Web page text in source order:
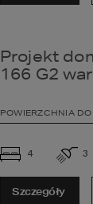
Projekt
166 G2
POWIERZCHNIA
4 3
Szczegóły